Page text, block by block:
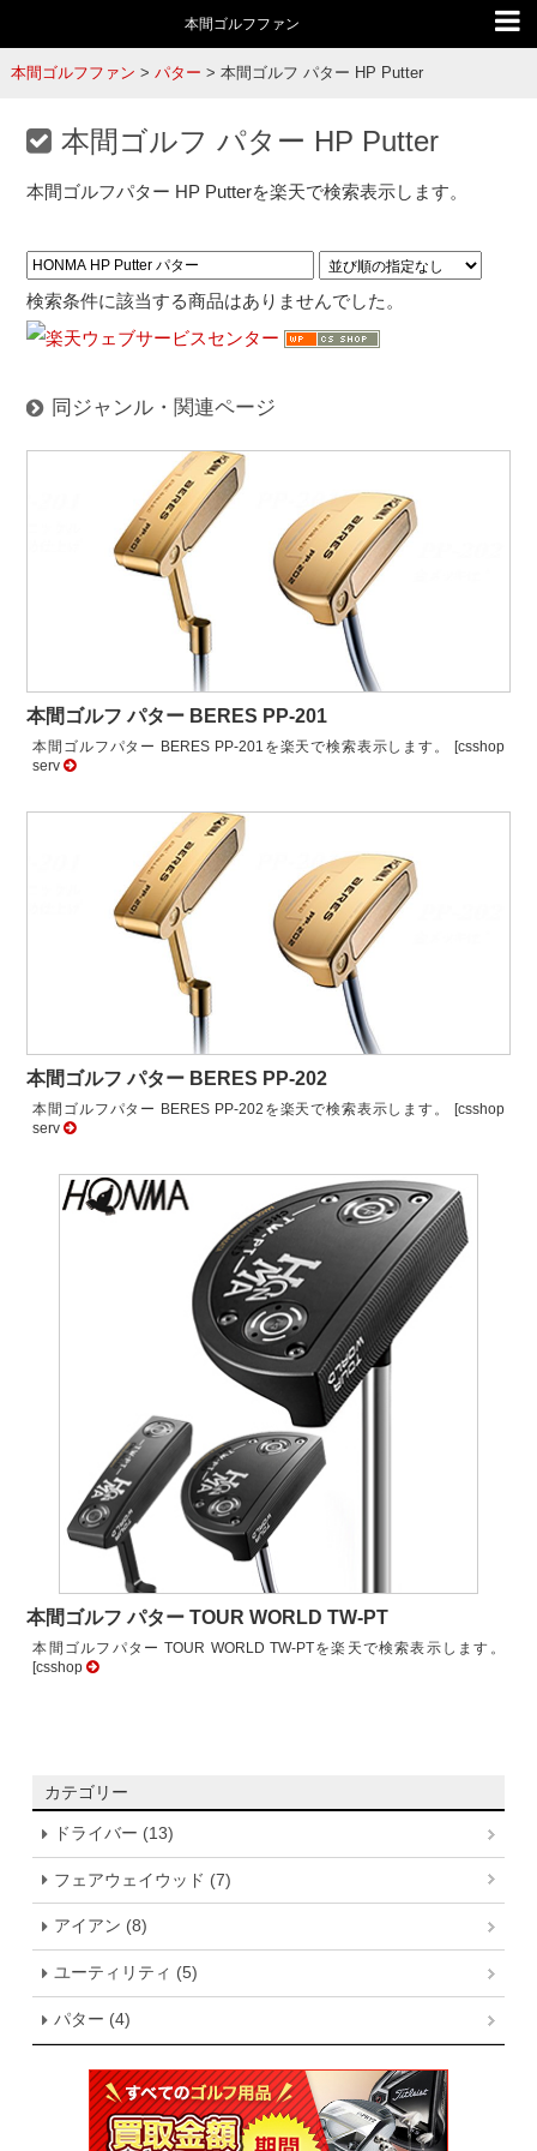
本間ゴルフファン
本間ゴルフファン > パター > 本間ゴルフ パター HP Putter
本間ゴルフ パター HP Putter
本間ゴルフパター HP Putterを楽天で検索表示します。
検索条件に該当する商品はありませんでした。
同ジャンル・関連ページ
本間ゴルフ パター BERES PP-201
本間ゴルフパター BERES PP-201を楽天で検索表示します。 [csshop
serv
本間ゴルフ パター BERES PP-202
本間ゴルフパター BERES PP-202を楽天で検索表示します。 [csshop
serv
本間ゴルフ パター TOUR WORLD TW-PT
本間ゴルフパター TOUR WORLD TW-PTを楽天で検索表示します。
[csshop
カテゴリー
ドライバー (13)
フェアウェイウッド (7)
アイアン (8)
ユーティリティ (5)
パター (4)